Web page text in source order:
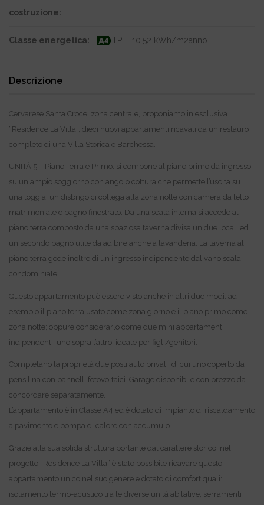
costruzione:
Classe energetica: I.P.E. 10.52 kWh/m2anno
Descrizione
Cervarese Santa Croce, zona centrale, proponiamo in esclusiva
“Residence La Villa”, dieci nuovi appartamenti ricavati da un restauro
completo di una Villa Storica e Barchessa.
UNITÀ 5 – Piano Terra e Primo: si compone al piano primo da ingresso
su un ampio soggiorno con angolo cottura che permette l’uscita su
una loggia; un disbrigo ci collega alla zona notte con camera da letto
matrimoniale e bagno finestrato. Da una scala interna si accede al
piano terra composto da una spaziosa taverna divisa un due locali ed
un secondo bagno utile da adibire anche a lavanderia. La taverna al
piano terra gode inoltre di un ingresso indipendente dal vano scala
condominiale.
Questo appartamento può essere visto anche in altri due modi: ad
esempio il piano terra usato come zona giorno e il piano primo come
zona notte; oppure considerarlo come due mini appartamenti
indipendenti, uno sopra l’altro, ideale per figli/genitori.
Completano la proprietà due posti auto privati, di cui uno coperto da
pensilina con pannelli fotovoltaici. Garage disponibile con prezzo da
concordare separatamente.
L’appartamento è in Classe A4 ed è dotato di impianto di riscaldamento
a pavimento e pompa di calore con accumulo.
Grazie alla sua solida struttura portante dal carattere storico, nel
progetto “Residence La Villa” è stato possibile ricavare questo
appartamento unico nel suo genere e dotato di comfort quali:
isolamento termo-acustico tra le diverse unità abitative, serramenti